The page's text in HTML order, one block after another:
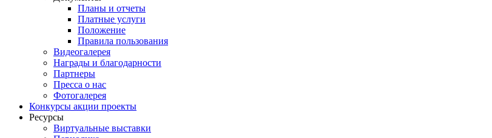
Планы и отчеты
Платные услуги
Положение
Правила пользования
Видеогалерея
Награды и благодарности
Партнеры
Пресса о нас
Фотогалерея
Конкурсы акции проекты
Ресурсы
Виртуальные выставки